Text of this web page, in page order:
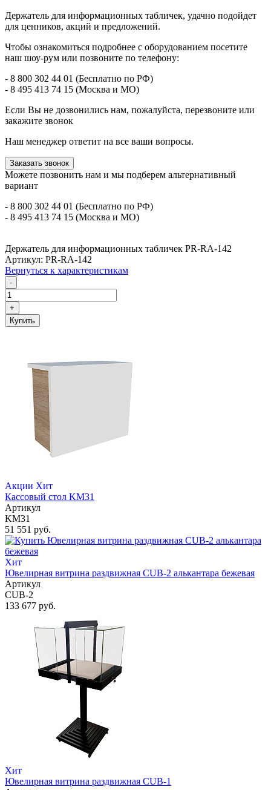
Держатель для информационных табличек, удачно подойдет
для ценников, акций и предложений.
Чтобы ознакомиться подробнее с оборудованием посетите
наш шоу-рум или позвоните по телефону:
- 8 800 302 44 01 (Бесплатно по РФ)
- 8 495 413 74 15 (Москва и МО)
Если Вы не дозвонились нам, пожалуйста, перезвоните или
закажите звонок
Наш менеджер ответит на все ваши вопросы.
Заказать звонок
Можете позвонить нам и мы подберем альтернативный
вариант
- 8 800 302 44 01 (Бесплатно по РФ)
- 8 495 413 74 15 (Москва и МО)
Держатель для информационных табличек PR-RA-142
Артикул: PR-RA-142
Вернуться к характеристикам
-
+
Купить
Акции Хит
Кассовый стол KM31
Артикул
KM31
51 551 руб.
Хит
Ювелирная витрина раздвижная CUB-2 алькантара бежевая
Артикул
CUB-2
133 677 руб.
Хит
Ювелирная витрина раздвижная CUB-1